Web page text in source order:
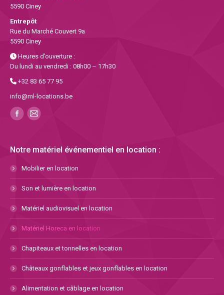
5590 Ciney
Entrepôt
Rue du Marché Couvert 9a
5590 Ciney
Heures d’ouverture :
Du lundi au vendredi : 08h00 – 17h30
+32 83 65 77 95
info@ml-locations.be
Notre matériel événementiel en location :
Mobilier en location
Son et lumière en location
Matériel audiovisuel en location
Matériel Horeca en location
Chapiteaux et tonnelles en location
Châteaux gonflables et jeux gonflables en location
Alimentation et câblage en location